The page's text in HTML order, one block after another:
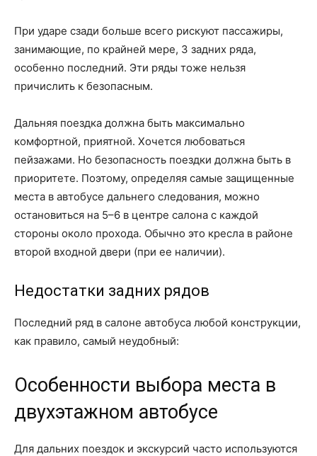
При ударе сзади больше всего рискуют пассажиры,
занимающие, по крайней мере, 3 задних ряда,
особенно последний. Эти ряды тоже нельзя
причислить к безопасным.
Дальняя поездка должна быть максимально
комфортной, приятной. Хочется любоваться
пейзажами. Но безопасность поездки должна быть в
приоритете. Поэтому, определяя самые защищенные
места в автобусе дальнего следования, можно
остановиться на 5–6 в центре салона с каждой
стороны около прохода. Обычно это кресла в районе
второй входной двери (при ее наличии).
Недостатки задних рядов
Последний ряд в салоне автобуса любой конструкции,
как правило, самый неудобный:
Особенности выбора места в
двухэтажном автобусе
Для дальних поездок и экскурсий часто используются